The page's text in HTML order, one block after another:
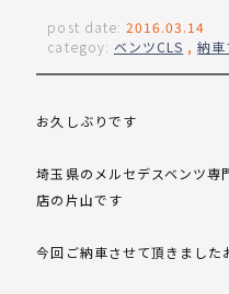
post date: 2016.03.14
categoy: ベンツCLS ,納
お久しぶりです
埼玉県のメルセデスベンツ
店の片山です
今回ご納車させて頂きました